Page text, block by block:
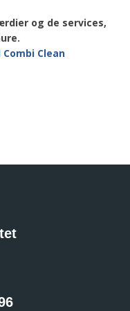
og de services,
Clean